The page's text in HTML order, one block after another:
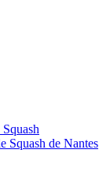
Squash de Nantes